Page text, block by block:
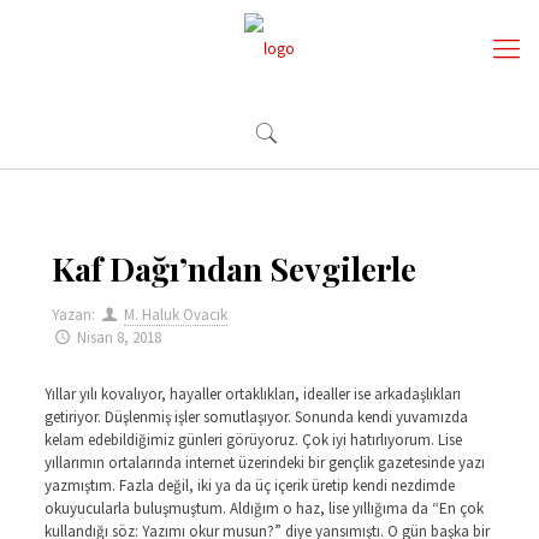
Kaf Dağı’ndan Sevgilerle
Yazan:
M. Haluk Ovacık
Nisan 8, 2018
Yıllar yılı kovalıyor, hayaller ortaklıkları, idealler ise arkadaşlıkları
getiriyor. Düşlenmiş işler somutlaşıyor. Sonunda kendi yuvamızda
kelam edebildiğimiz günleri görüyoruz. Çok iyi hatırlıyorum. Lise
yıllarımın ortalarında internet üzerindeki bir gençlik gazetesinde yazı
yazmıştım. Fazla değil, iki ya da üç içerik üretip kendi nezdimde
okuyucularla buluşmuştum. Aldığım o haz, lise yıllığıma da “En çok
kullandığı söz: Yazımı okur musun?” diye yansımıştı. O gün başka bir